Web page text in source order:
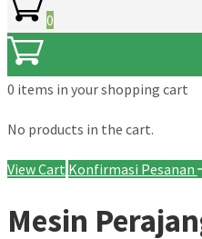
0
0 items in your shopping cart
No products in the cart.
View Cart Konfirmasi Pesanan
Mesin